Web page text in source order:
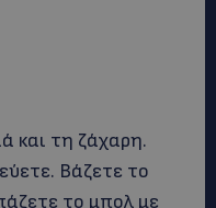
και τη ζάχαρη.
Βάζετε το
το μπολ με